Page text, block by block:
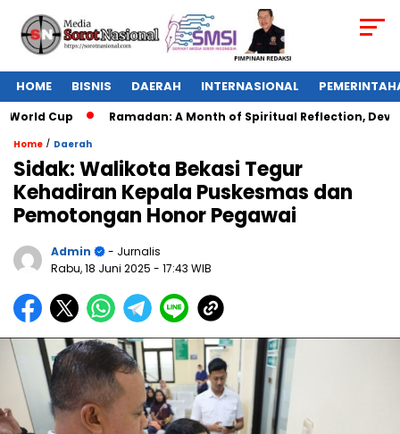
HOME BISNIS DAERAH INTERNASIONAL
Cup Ramadan: A Month of Spiritual Reflection,
Home / Daerah
Sidak: Walikota Bekasi Tegur
Kehadiran Kepala Puskesmas dan
Pemotongan Honor Pegawai
Admin
- Jurnalis
Rabu, 18 Juni 2025 - 17:43 WIB